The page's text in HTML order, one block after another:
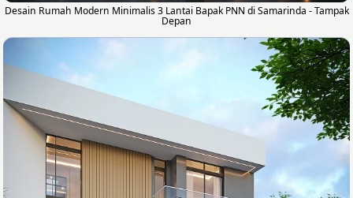
Desain Rumah Modern Minimalis 3 Lantai Bapak PNN di Samarinda - Tampak
Depan